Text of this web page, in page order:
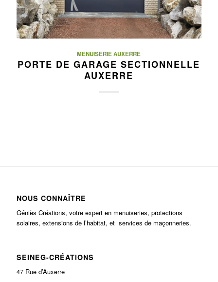
MENUISERIE AUXERRE
PORTE DE GARAGE SECTIONNELLE
AUXERRE
NOUS CONNAÎTRE
Géniès Créations, votre expert en menuiseries, protections
solaires, extensions de l’habitat, et services de maçonneries.
SEINEG-CRÉATIONS
47 Rue d’Auxerre